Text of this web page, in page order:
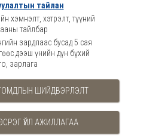
тайлан
хэмнэлт, хэтрэлт, түүний
тайлбар
зардлаас бусад 5 сая
дээш үнийн дүн бүхий
зарлага
ШИЙДВЭРЛЭЛТ
ҮЙЛ АЖИЛЛАГАА